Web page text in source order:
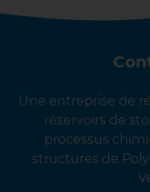
Une entreprise de
réservoirs de
processus
structures de